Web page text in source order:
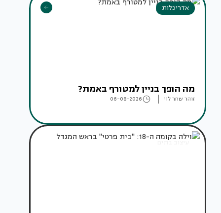
אדריכלות
מה הופך בניין למטורף באמת?
זוהר שחר לוי 06-08-2026
עיצוב בתים